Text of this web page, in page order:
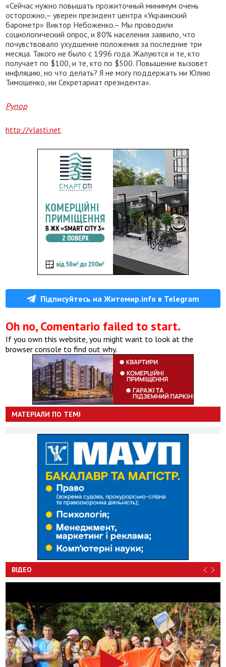
«Сейчас нужно повышать прожиточный минимум очень
осторожно,– уверен президент центра «Украинский
барометр» Виктор Небоженко.– Мы проводили
социологический опрос, и 80% населения заявило, что
почувствовало ухудшение положения за последние три
месяца. Такого не было с 1996 года. Жалуются и те, кто
получает по $100, и те, кто по $500. Повышение вызовет
инфляцию, но что делать? Я не могу поддержать ни Юлию
Тимошенко, ни Секретариат президента».
Рупор
http://vlasti.net
Підписуйтесь на Житомир.info в Telegram
Oh no, Comentario failed to start.
If you own this website, you might want to look at the
browser console to find out why.
МАТЕРІАЛИ ПО ТЕМІ
ВІДЕО